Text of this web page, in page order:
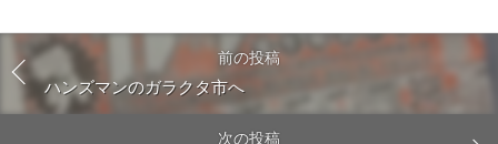
前の投稿
ハンズマンのガラクタ市へ
次の投稿